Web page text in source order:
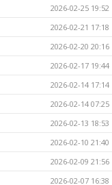
2026-02-25 19:52
2026-02-21 17:18
2026-02-20 20:16
2026-02-17 19:44
2026-02-14 17:14
2026-02-14 07:25
2026-02-13 18:53
2026-02-10 21:40
2026-02-09 21:56
2026-02-07 16:38